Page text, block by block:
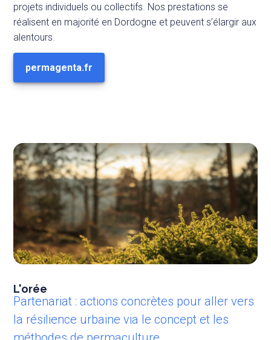
projets individuels ou collectifs. Nos prestations se
réalisent en majorité en Dordogne et peuvent s’élargir aux
alentours.
permagenta.fr
L'orée
Partenariat : actions concrètes pour aller vers
la résilience urbaine via le concept et les